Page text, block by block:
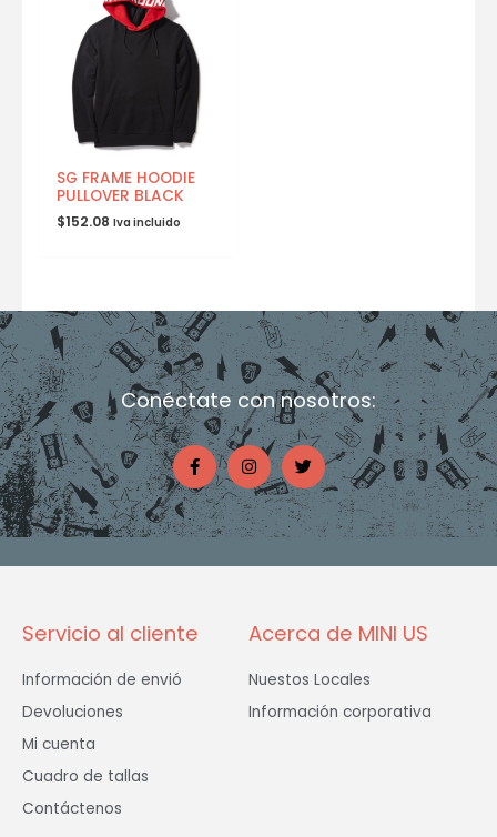
SG FRAME HOODIE
PULLOVER BLACK
$152.08 Iva incluido
Conéctate con nosotros:
F
a
c
e
b
o
o
I
n
s
t
a
g
r
T
w
i
t
t
e
Servicio al cliente
Información de envió
Devoluciones
Mi cuenta
Cuadro de tallas
Contáctenos
Acerca de MINI US
Nuestos Locales
Información corporativa